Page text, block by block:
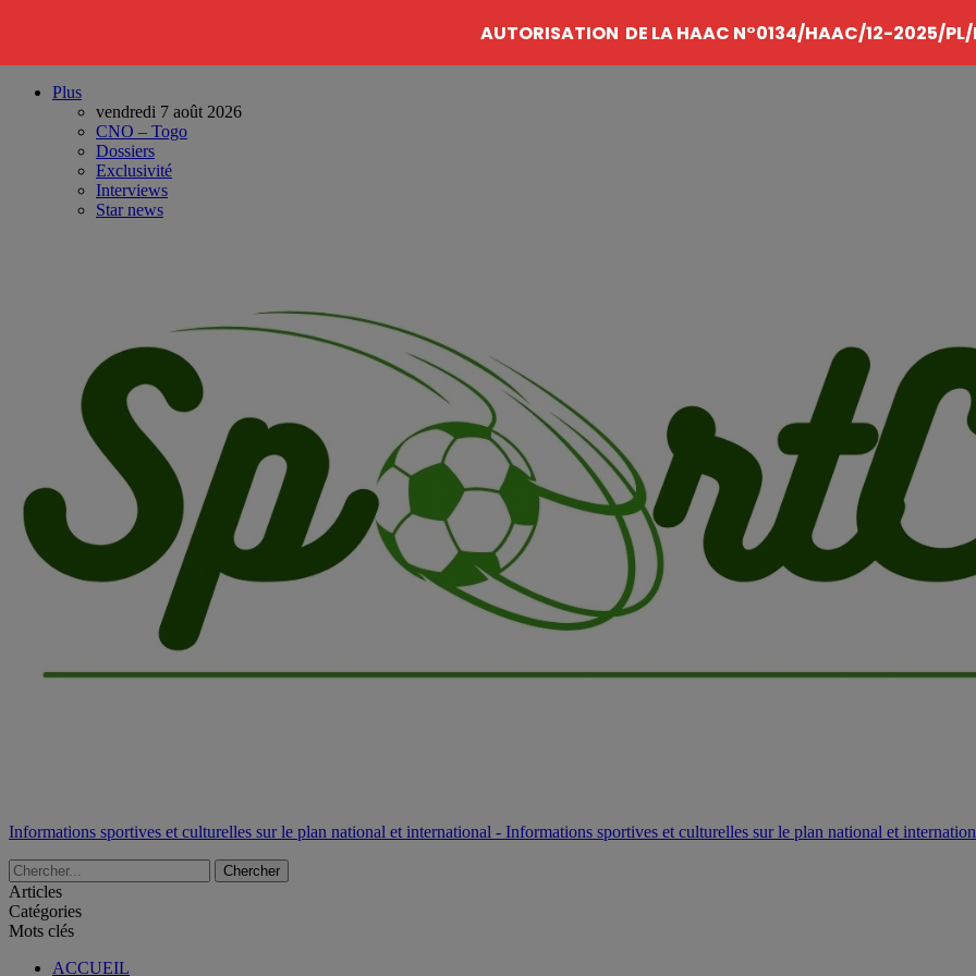
Plus
vendredi 7 août 2026
CNO – Togo
Dossiers
Exclusivité
Interviews
Star news
Informations sportives et culturelles sur le plan national et international - Informations sportives et culturelles sur le plan national et
Articles
Catégories
Mots clés
ACCUEIL
AUTORISATION DE LA HAAC N°0134/HAAC/12-2025/PL/